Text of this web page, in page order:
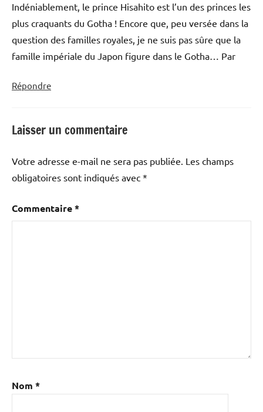
Indéniablement, le prince Hisahito est l’un des princes les
plus craquants du Gotha ! Encore que, peu versée dans la
question des familles royales, je ne suis pas sûre que la
famille impériale du Japon figure dans le Gotha… Par
Répondre
Laisser un commentaire
Votre adresse e-mail ne sera pas publiée. Les champs
obligatoires sont indiqués avec *
Commentaire*
Nom *